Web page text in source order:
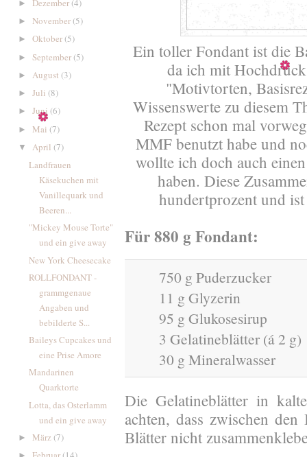
► Dezember(4)
► November(5)
► Oktober(5)
► September(5)
► August (3)
► Juli (8)
► Juni (6)
► Mai (7)
▼ April (7)
Landfrauen
Käsekuchen mit
Vanillequark und
Beeren...
"Mickey Mouse Torte"
und ein give away
New York Cheesecake
ROLLFONDANT -
grammgenaue
Angaben und
bebilderte S...
Baileys Cupcakes und
eine Prise Amore
Mandarinen
Quarktorte
Lotta, das Osterlamm
und ein give away
► März(7)
Ein toller Fondant ist die
da ich mit
"Motivtorten,
Wissenswerte zu diesem
Rezept schon mal
MMF benutzt habe und
wollte ich doch auch
haben. Diese
hundertprozent und
Für 880 g Fondant:
750 g Puderzucker
11 g Glyzerin
95 g Glukosesirup
3 Gelatineblätter (á 2 g)
30 g Mineralwasser
Die Gelatineblätter in
achten, dass zwischen
Blätter nicht